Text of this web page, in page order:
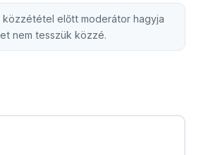
közzététel előtt moderátor hagyja
nem tesszük közzé.